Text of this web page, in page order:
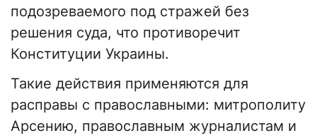
подозреваемого под стражей без
решения суда, что противоречит
Конституции Украины.
Такие действия применяются для
расправы с православными: митрополиту
Арсению, православным журналистам и